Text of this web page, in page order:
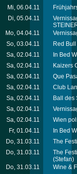
Mi, 06.04.11
Di, 05.04.11
Mo, 04.04.11
So, 03.04.11
Red
Sa, 02.04.11
In Bed
Sa, 02.04.11
Kaizers
Sa, 02.04.11
Que
Sa, 02.04.11
Club
Sa, 02.04.11
Ball des
Sa, 02.04.11
Sa, 02.04.11
Wien
Fr, 01.04.11
In Bed
Do, 31.03.11
The
Do, 31.03.11
The
(Stefan)
Do, 31.03.11
Wine &